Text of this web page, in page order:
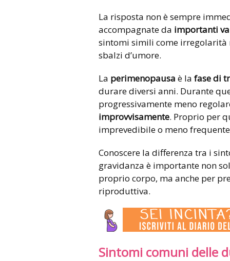
La risposta non è sempre
accompagnate da importanti
sintomi simili come irregolarità
sbalzi d’umore.
La perimenopausa è la fase di
durare diversi anni. Durante
progressivamente meno
improvvisamente. Proprio per
imprevedibile o meno
Conoscere la differenza tra i
gravidanza è importante non
proprio corpo, ma anche per
riproduttiva.
Sintomi comuni delle